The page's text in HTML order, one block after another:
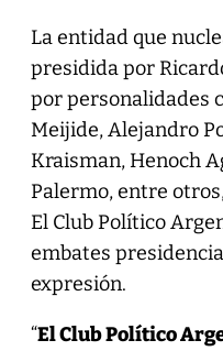
La entidad que
presidida por
por personalidades
Meijide, Alejandro
Kraisman, Henoch
Palermo, entre
El Club Político
embates
expresión.
“El Club Político